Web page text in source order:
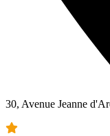
30, Avenue Jeanne